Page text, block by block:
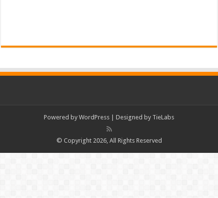
Powered by WordPress | Designed by TieLabs
© Copyright 2026, All Rights Reserved